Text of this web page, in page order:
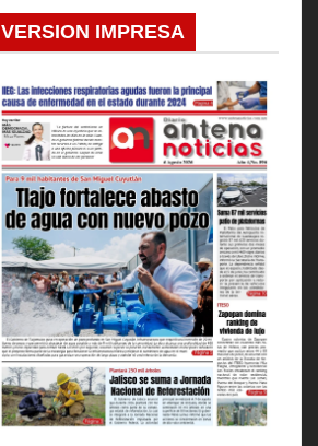
VERSION IMPRESA